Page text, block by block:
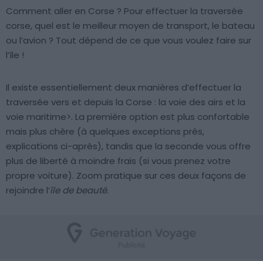
Comment aller en Corse ? Pour effectuer la traversée
corse, quel est le meilleur moyen de transport, le bateau
ou l’avion ? Tout dépend de ce que vous voulez faire sur
l’île !
Il existe essentiellement deux manières d’effectuer la
traversée vers et depuis la Corse : la voie des airs et la
voie maritime>. La première option est plus confortable
mais plus chère (à quelques exceptions près,
explications ci-après), tandis que la seconde vous offre
plus de liberté à moindre frais (si vous prenez votre
propre voiture). Zoom pratique sur ces deux façons de
rejoindre l’île de beauté.